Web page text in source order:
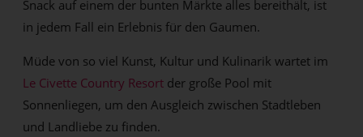
Snack auf einem der bunten Märkte alles bereithält, ist
in jedem Fall ein Erlebnis für den Gaumen.
Müde von so viel Kunst, Kultur und Kulinarik wartet im
Le Civette Country Resort der große Pool mit
Sonnenliegen, um den Ausgleich zwischen Stadtleben
und Landliebe zu finden.